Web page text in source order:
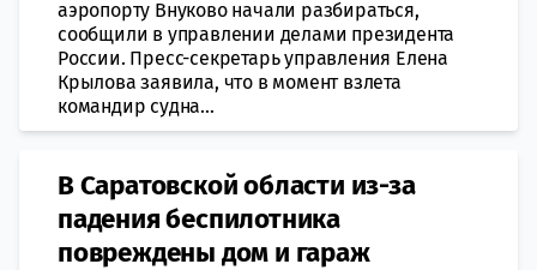
аэропорту Внуково начали разбираться,
сообщили в управлении делами президента
России. Пресс-секретарь управления Елена
Крылова заявила, что в момент взлета
командир судна...
В Саратовской области из-за
падения беспилотника
повреждены дом и гараж